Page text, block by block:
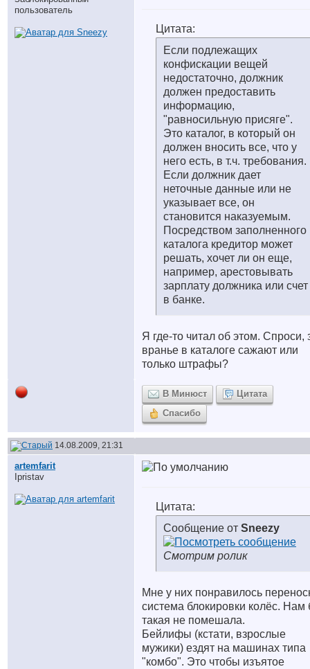
пользователь
Цитата:
Если подлежащих
конфискации вещей
недостаточно, должник
должен предоставить
информацию,
"равносильную присяге".
Это каталог, в который он
должен вносить все, что у
него есть, в т.ч. требования.
Если должник дает
неточные данные или не
указывает все, он
становится наказуемым.
Посредством заполненного
каталога кредитор может
решать, хочет ли он еще,
например, арестовывать
зарплату должника или счет
в банке.
Я где-то читал об этом. Спроси,
вранье в каталоге сажают или
только штрафы?
В Минюст
Цитата
Спасибо
14.08.2009, 21:31
artemfarit
Ipristav
Цитата:
Сообщение от Sneezy
Смотрим ролик
Мне у них понравилось
система блокировки колёс. Нам
такая не помешала.
Бейлифы (кстати, взрослые
мужики) ездят на машинах типа
"комбо". Это чтобы изъятое